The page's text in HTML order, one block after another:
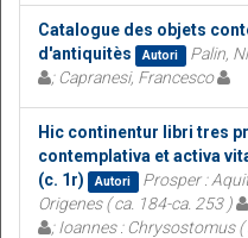
Catalogue des objets
d'antiquitès
Autori Palin,
; Capranesi, Francesco
Hic continentur libri tres
contemplativa et activa
(c. 1r)
Autori Prosper :
Origenes ( ca. 184-ca. 253 )
; Ioannes : Chrysostomus